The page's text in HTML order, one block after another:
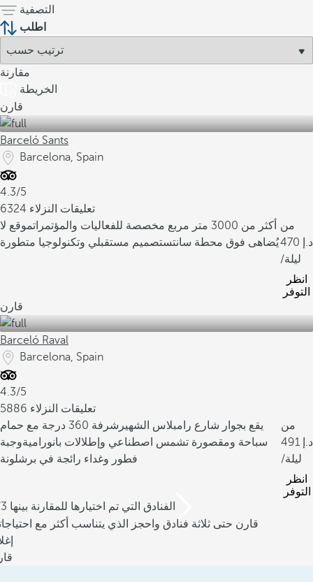
التصفية
اطلب
مقارنة
الخريطة
قارن
Barceló Sants
Barcelona, Spain
4.3/5
6324 تعليقات النزلاء
أكثر من 3000 متر مربع مخصصة للفعاليات والمؤتمرات
موقع لا
يُضاهى فوق محطة سانتستصميم مستقبلي وتكنولوجيا متطورة
من
470
/ليلة
انظر
التوفر
قارن
Barceló Raval
Barcelona, Spain
4.3/5
5886 تعليقات النزلاء
يقع بجوار شارع رامبلاس الشهير
شرفة 360 درجة مع حمام
سباحة ومقصورة تشمس اصطناعي وإطلالات بانوراميةوجبة
فطور وغداء رائجة في برشلونة
من
491
/ليلة
انظر
التوفر
/3 الفنادق التي تم اختيارها للمقارنة بينها
قارن حتى ثلاثة فنادق واحجز الذي يتناسب أكثر مع